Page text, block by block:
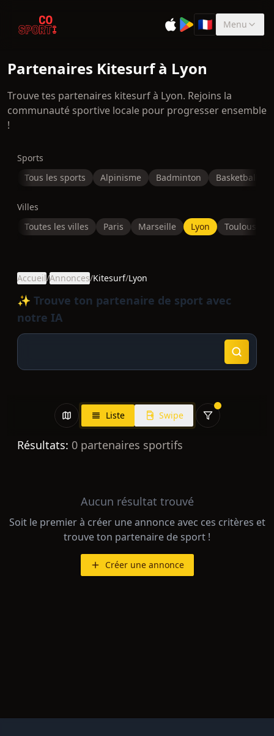
🇫🇷Sélectionner la
Menu
Partenaires Kitesurf à Lyon
Trouve tes partenaires kitesurf à Lyon. Rejoins la
communauté sportive locale pour progresser ensemble
!
Sports
Tous les sports
Alpinisme Badminton Basketball
Villes
Toutes les villes
Paris Marseille Lyon Toulouse
Accueil/Annonces/Kitesurf/Lyon
✨ Trouve ton partenaire de sport avec
notre IA
Liste Swipe
Résultats: 0 partenaires sportifs
Aucun résultat trouvé
Soit le premier à créer une annonce avec ces critères et
trouve ton partenaire de sport !
Créer une annonce